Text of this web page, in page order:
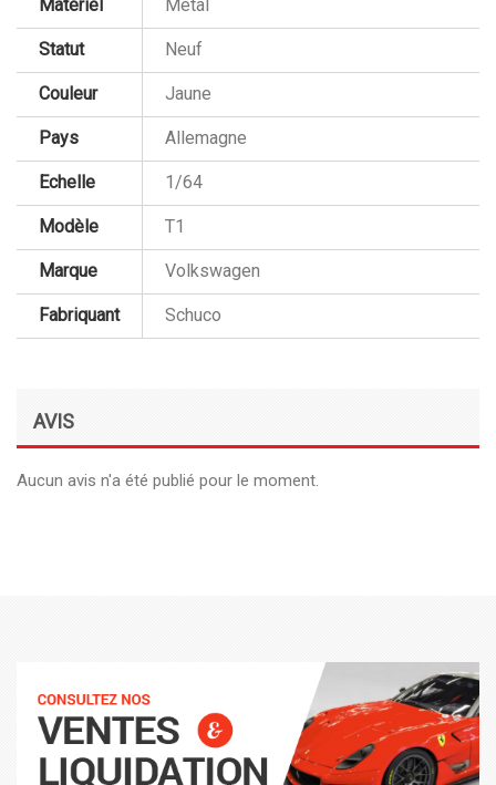
Matériel Métal
Statut Neuf
Couleur Jaune
Pays Allemagne
Echelle 1/64
Modèle T1
Marque Volkswagen
Fabriquant Schuco
AVIS
Aucun avis n'a été publié pour le moment.